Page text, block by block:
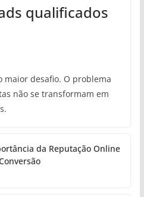
qualificados
maior desafio. O problema
não se transformam em
da Reputação Online